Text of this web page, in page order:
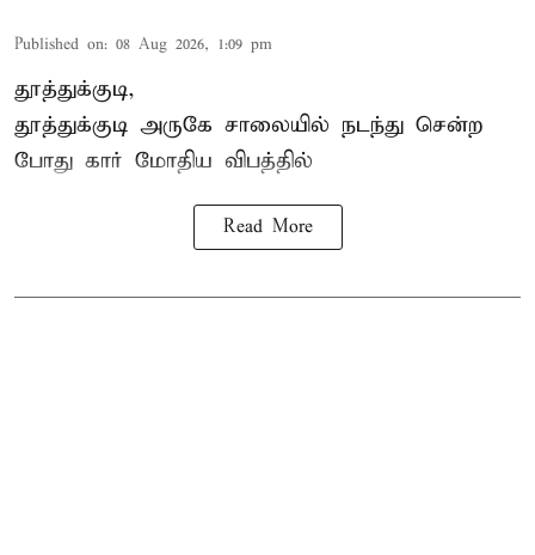
Published on: 08 Aug 2026, 1:09 pm
தூத்துக்குடி,
தூத்துக்குடி அருகே சாலையில் நடந்து சென்ற
போது கார் மோதிய விபத்தில்
Read More